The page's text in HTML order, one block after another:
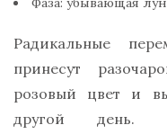
Радикальные
принесут
розовый цвет и
другой день.